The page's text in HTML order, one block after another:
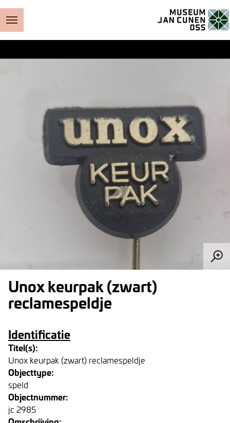
Unox keurpak (zwart)
reclamespeldje
Identificatie
Titel(s):
Unox keurpak (zwart) reclamespeldje
Objecttype:
speld
Objectnummer:
jc 2985